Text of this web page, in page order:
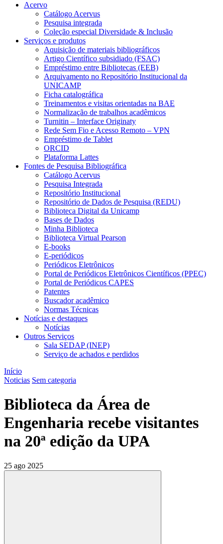
Acervo
Catálogo Acervus
Pesquisa integrada
Coleção especial Diversidade & Inclusão
Serviços e produtos
Aquisição de materiais bibliográficos
Artigo Científico subsidiado (FSAC)
Empréstimo entre Bibliotecas (EEB)
Arquivamento no Repositório Institucional da
UNICAMP
Ficha catalográfica
Treinamentos e visitas orientadas na BAE
Normalização de trabalhos acadêmicos
Turnitin – Interface Originaty
Rede Sem Fio e Acesso Remoto – VPN
Empréstimo de Tablet
ORCID
Plataforma Lattes
Fontes de Pesquisa Bibliográfica
Catálogo Acervus
Pesquisa Integrada
Repositório Institucional
Repositório de Dados de Pesquisa (REDU)
Biblioteca Digital da Unicamp
Bases de Dados
Minha Biblioteca
Biblioteca Virtual Pearson
E-books
E-periódicos
Periódicos Eletrônicos
Portal de Periódicos Eletrônicos Científicos (PPEC)
Portal de Periódicos CAPES
Patentes
Buscador acadêmico
Normas Técnicas
Notícias e destaques
Notícias
Outros Serviços
Sala SEDAP (INEP)
Serviço de achados e perdidos
Início
Noticias Sem categoria
Biblioteca da Área de
Engenharia recebe visitantes
na 20ª edição da UPA
25 ago 2025